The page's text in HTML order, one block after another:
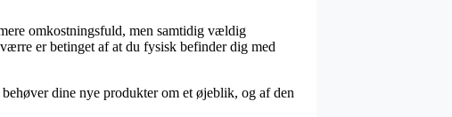
omkostningsfuld, men samtidig vældig
er betinget af at du fysisk befinder dig med
dine nye produkter om et øjeblik, og af den